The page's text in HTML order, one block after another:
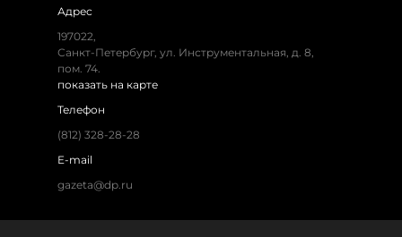
Адрес
197022,
Санкт-Петербург, ул. Инструментальная, д. 8,
пом. 74.
показать на карте
Телефон
(812) 328-28-28
E-mail
gazeta@dp.ru